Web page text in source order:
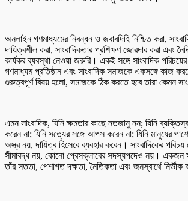
অনলাইন গণমাধ্যমের নিবন্ধন ও জবাবদিহি নিশ্চিত করা,
দায়িত্বশীল করা, সাংবাদিকতার প্রশিক্ষণ জোরদার করা এবং
কার্যকর ব্যবস্থা নেওয়া জরুরি। একই সঙ্গে সাংবাদিক
গণমাধ্যম প্রতিষ্ঠান এবং সাংবাদিক সমাজকে একসঙ্গে কাজ
গুরুত্বপূর্ণ বিষয় হলো, সমাজকে ঠিক করতে হবে তারা কেমন
এমন সাংবাদিক, যিনি ক্ষমতার কাছে নতজানু নন; যিনি
করেন না; যিনি সত্যের সঙ্গে আপস করেন না; যিনি মানুষের
অস্ত্র নয়, দায়িত্ব হিসেবে ব্যবহার করেন। সাংবাদিকের
সীমাবদ্ধ নয়, কোনো প্রেসক্লাবের সদস্যপদেও নয়। একজন
তাঁর সততা, পেশাগত দক্ষতা, নৈতিকতা এবং জনস্বার্থে